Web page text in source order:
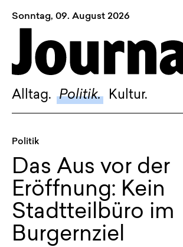
Sonntag, 09. August 2026
Alltag. Politik. Kultur.
Sagt, was Bern bewegt
Alltag.
Politik.
Kultur.
Dossier.
Suche.
INSTAGRAM
FACEBOOK
Politik
Das Aus vor der
Eröffnung: Kein
Stadtteilbüro im
Burgernziel